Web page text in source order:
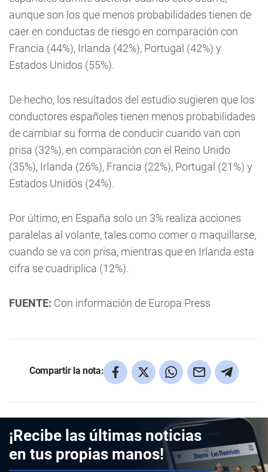
aunque son los que menos probabilidades tienen de
caer en conductas de riesgo en comparación con
Francia (44%), Irlanda (42%), Portugal (42%) y
Estados Unidos (55%).
De hecho, los resultados del estudio sugieren que los
conductores españoles tienen menos probabilidades
de cambiar su forma de conducir cuando van con
prisa (32%), en comparación con el Reino Unido
(35%), Irlanda (26%), Francia (22%), Portugal (21%) y
Estados Unidos (24%).
Por último, en España solo un 3% realiza acciones
paralelas al volante, tales como comer o maquillarse,
cuando se va con prisa, mientras que en Irlanda esta
cifra se cuadriplica (12%).
FUENTE: Con información de Europa Press
Compartir la nota:
¡Recibe las últimas noticias
en tus propias manos!